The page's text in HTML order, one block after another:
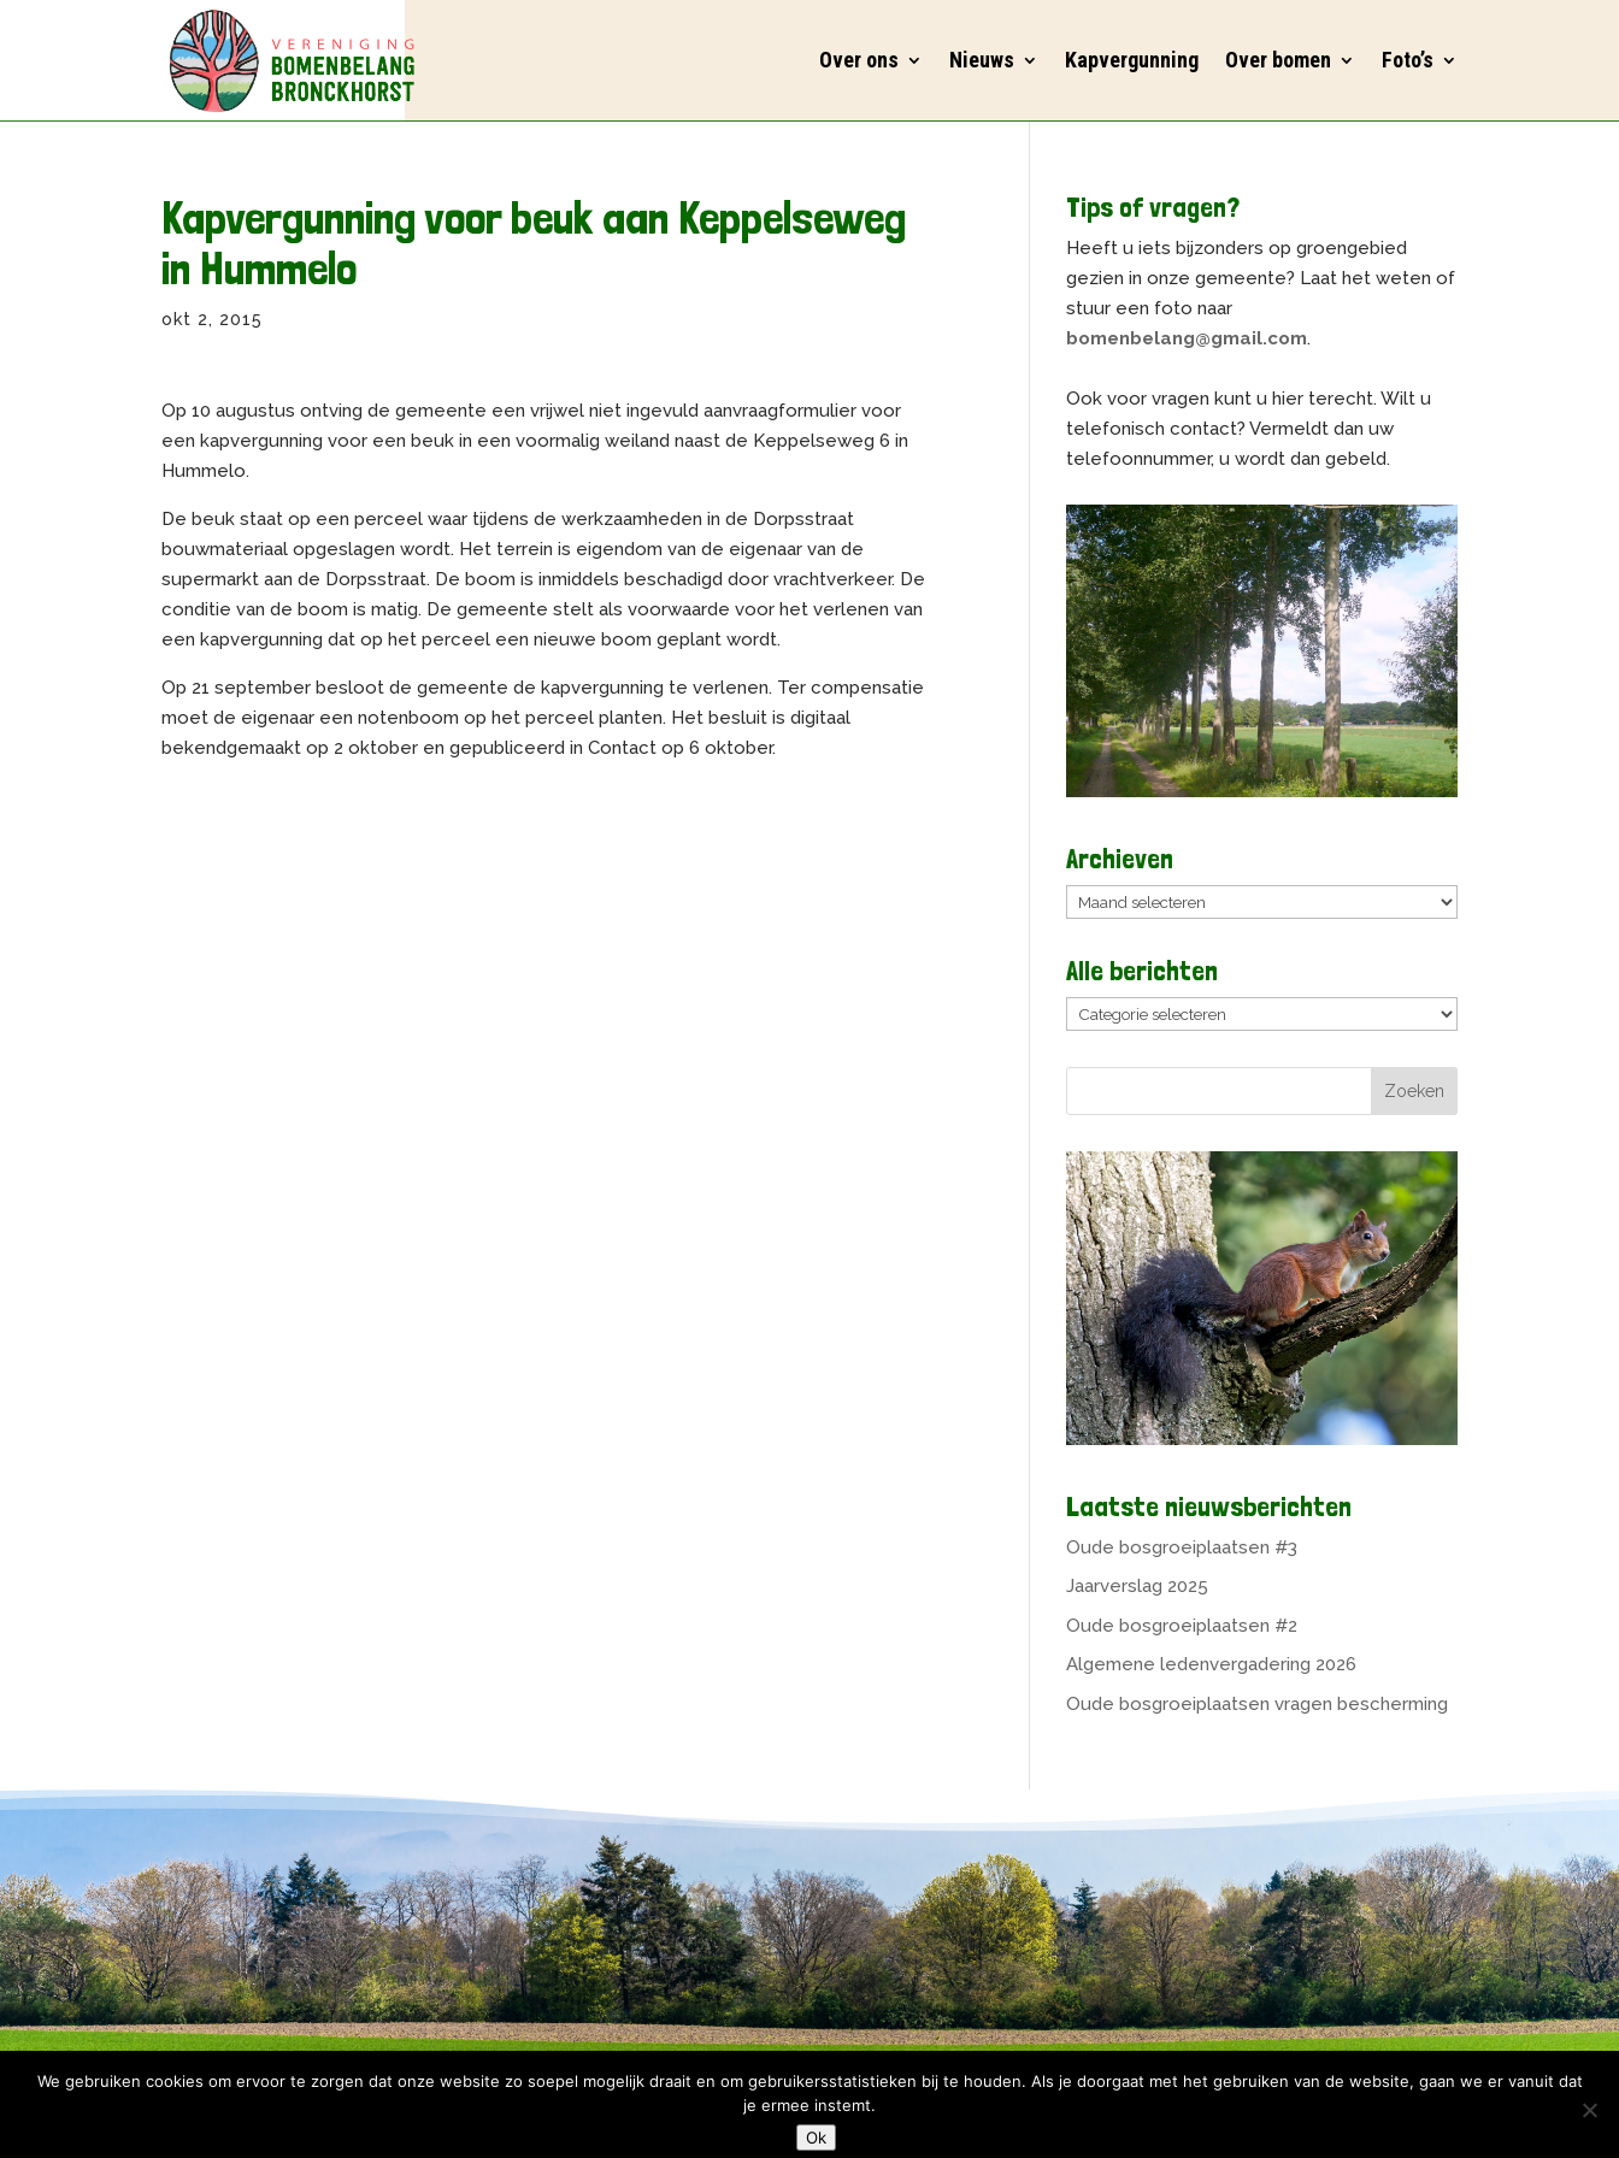
Over ons Nieuws Kapvergunning Over bomen Foto’s
Kapvergunning voor beuk aan Keppelseweg
in Hummelo
okt 2, 2015
Op 10 augustus ontving de gemeente een vrijwel niet ingevuld aanvraagformulier voor
een kapvergunning voor een beuk in een voormalig weiland naast de Keppelseweg 6 in
Hummelo.
De beuk staat op een perceel waar tijdens de werkzaamheden in de Dorpsstraat
bouwmateriaal opgeslagen wordt. Het terrein is eigendom van de eigenaar van de
supermarkt aan de Dorpsstraat. De boom is inmiddels beschadigd door vrachtverkeer. De
conditie van de boom is matig. De gemeente stelt als voorwaarde voor het verlenen van
een kapvergunning dat op het perceel een nieuwe boom geplant wordt.
Op 21 september besloot de gemeente de kapvergunning te verlenen. Ter compensatie
moet de eigenaar een notenboom op het perceel planten. Het besluit is digitaal
bekendgemaakt op 2 oktober en gepubliceerd in Contact op 6 oktober.
Tips of vragen?
Heeft u iets bijzonders op groengebied
gezien in onze gemeente? Laat het weten of
stuur een foto naar
bomenbelang@gmail.com.
Ook voor vragen kunt u hier terecht. Wilt u
telefonisch contact? Vermeldt dan uw
telefoonnummer, u wordt dan gebeld.
Archieven
Archieven
Alle berichten
Alle
Laatste nieuwsberichten
Oude bosgroeiplaatsen #3
Jaarverslag 2025
Oude bosgroeiplaatsen #2
Algemene ledenvergadering 2026
Oude bosgroeiplaatsen vragen bescherming
© 2026 Copyright Bomenbelang Bronckhorst |
We gebruiken cookies om ervoor te zorgen dat onze website zo soepel mogelijk draait en om gebruikersstatistieken bij te houden. Als je doorgaat met het gebruiken van de website, gaan we er vanuit dat
je ermee instemt.
Ok